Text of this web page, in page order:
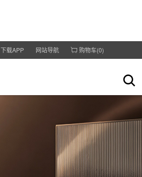
下载APP 网站导航 购物车(0)